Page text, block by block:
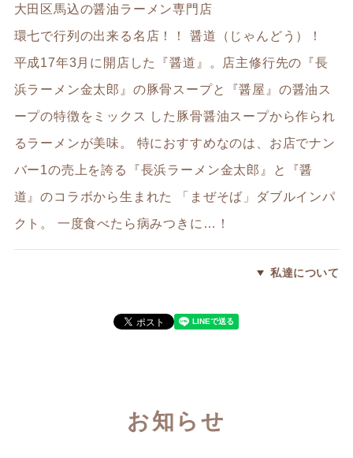
大田区馬込の醤油ラーメン専門店
環七で行列の出来る名店！！ 醤道（じゃんどう）！
平成17年3月に開店した『醤道』。店主修行先の『長
浜ラーメン金太郎』の豚骨スープと『醤屋』の醤油ス
ープの特徴をミックス した豚骨醤油スープから作られ
るラーメンが美味。 特におすすめなのは、お店でナン
バー1の売上を誇る『長浜ラーメン金太郎』と『醤
道』のコラボから生まれた 「まぜそば」ダブルインパ
クト。 一度食べたら病みつきに…！
私達について
お知らせ